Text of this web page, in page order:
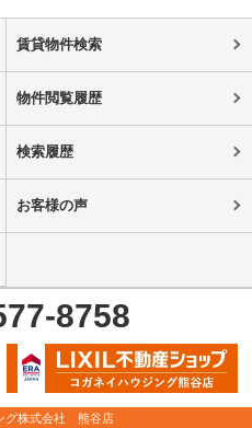
賃貸物件検索
物件閲覧履歴
検索履歴
お客様の声
8758
グ株式会社 熊谷店